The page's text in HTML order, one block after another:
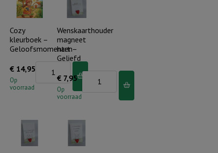
stuks)
aantal
Cozy
kleurboek –
Geloofsmomenten
€ 14,95
Op
voorraad
kleurboek
aantal
Wenskaarthouder
magneet
hart –
Geliefd
€ 7,95
Op
voorraad
Wenskaarthouder
magneet